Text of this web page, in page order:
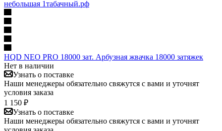
HQD NEO PRO 18000 зат. Арбузная жвачка 18000 затяжек
Нет в наличии
Узнать о поставке
Наши менеджеры обязательно свяжутся с вами и уточнят
условия заказа
1 150 ₽
Узнать о поставке
Наши менеджеры обязательно свяжутся с вами и уточнят